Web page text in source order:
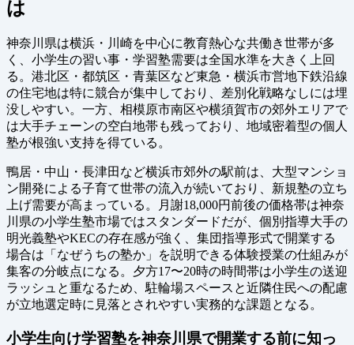
は
神奈川県は横浜・川崎を中心に教育熱心な共働き世帯が多
く、小学生の習い事・学習塾需要は全国水準を大きく上回
る。港北区・都筑区・青葉区など東急・横浜市営地下鉄沿線
の住宅地は特に競合が集中しており、差別化戦略なしには埋
没しやすい。一方、相模原市南区や横須賀市の郊外エリアで
は大手チェーンの空白地帯も残っており、地域密着型の個人
塾が根強い支持を得ている。
鴨居・中山・長津田など横浜市郊外の駅前は、大型マンショ
ン開発による子育て世帯の流入が続いており、新規塾の立ち
上げ需要が高まっている。月謝18,000円前後の価格帯は神奈
川県の小学生塾市場ではスタンダードだが、個別指導大手の
明光義塾やKECの存在感が強く、集団指導形式で開業する
場合は「なぜうちの塾か」を説明できる体験授業の仕組みが
集客の分岐点になる。夕方17〜20時の時間帯は小学生の送迎
ラッシュと重なるため、駐輪場スペースと近隣住民への配慮
が立地選定時に見落とされやすい実務的な課題となる。
小学生向け学習塾を神奈川県で開業する前に知っ